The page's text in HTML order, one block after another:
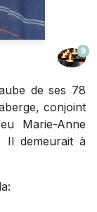
9
de ses 78
conjoint
Marie-Anne
Il demeurait à